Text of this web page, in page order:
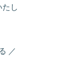
たし